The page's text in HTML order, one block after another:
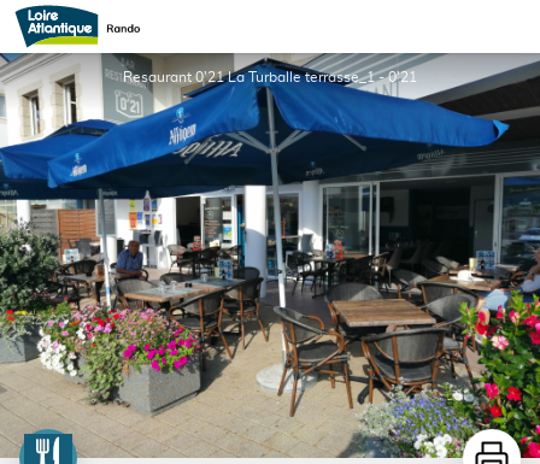
0'21
Resaurant 0'21 La Turballe terrasse_1 - 0'21